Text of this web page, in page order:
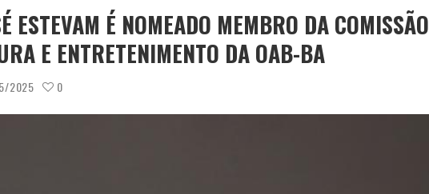
ESTEVAM É NOMEADO MEMBRO DA COMISSÃO
E ENTRETENIMENTO DA OAB-BA
2025 0